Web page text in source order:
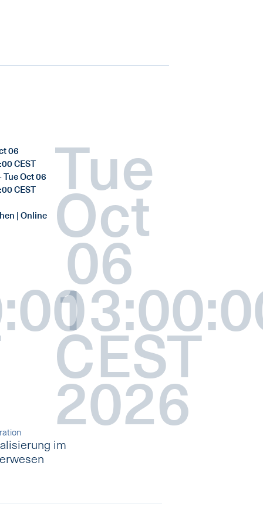
06
CEST
Tue Oct 06
CEST
| Online
Tue
Oct
06
CEST
2026
im